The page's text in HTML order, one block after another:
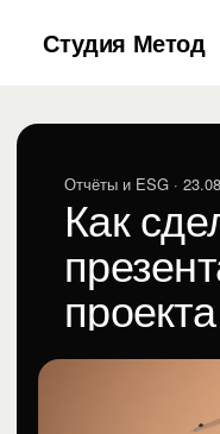
Студия Метод
Отчёты и ESG ·
Как
Отчёты и